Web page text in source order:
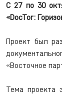
С 27 по 30
«DocTor:
Проект был
«Восточное
Тема проекта